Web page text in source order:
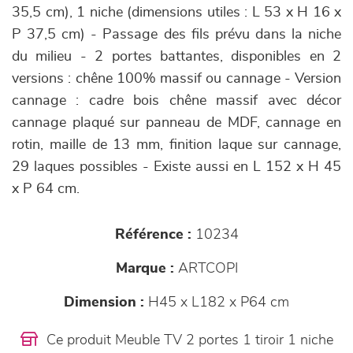
35,5 cm), 1 niche (dimensions utiles : L 53 x H 16 x
P 37,5 cm) - Passage des fils prévu dans la niche
du milieu - 2 portes battantes, disponibles en 2
versions : chêne 100% massif ou cannage - Version
cannage : cadre bois chêne massif avec décor
cannage plaqué sur panneau de MDF, cannage en
rotin, maille de 13 mm, finition laque sur cannage,
29 laques possibles - Existe aussi en L 152 x H 45
x P 64 cm.
Référence : 10234
Marque : ARTCOPI
Dimension : H45 x L182 x P64 cm
Ce produit Meuble TV 2 portes 1 tiroir 1 niche